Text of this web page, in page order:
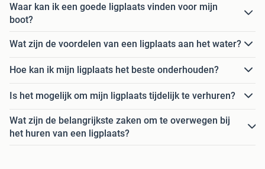
Waar kan ik een goede ligplaats vinden voor mijn
boot?
Wat zijn de voordelen van een ligplaats aan het water?
Hoe kan ik mijn ligplaats het beste onderhouden?
Is het mogelijk om mijn ligplaats tijdelijk te verhuren?
Wat zijn de belangrijkste zaken om te overwegen bij
het huren van een ligplaats?